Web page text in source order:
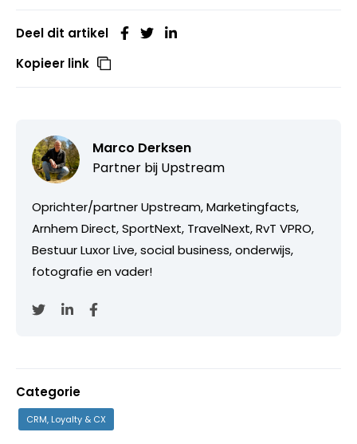
Deel dit artikel
Kopieer link
Marco Derksen
Partner bij Upstream
Oprichter/partner Upstream, Marketingfacts,
Arnhem Direct, SportNext, TravelNext, RvT VPRO,
Bestuur Luxor Live, social business, onderwijs,
fotografie en vader!
Categorie
CRM, Loyalty & CX